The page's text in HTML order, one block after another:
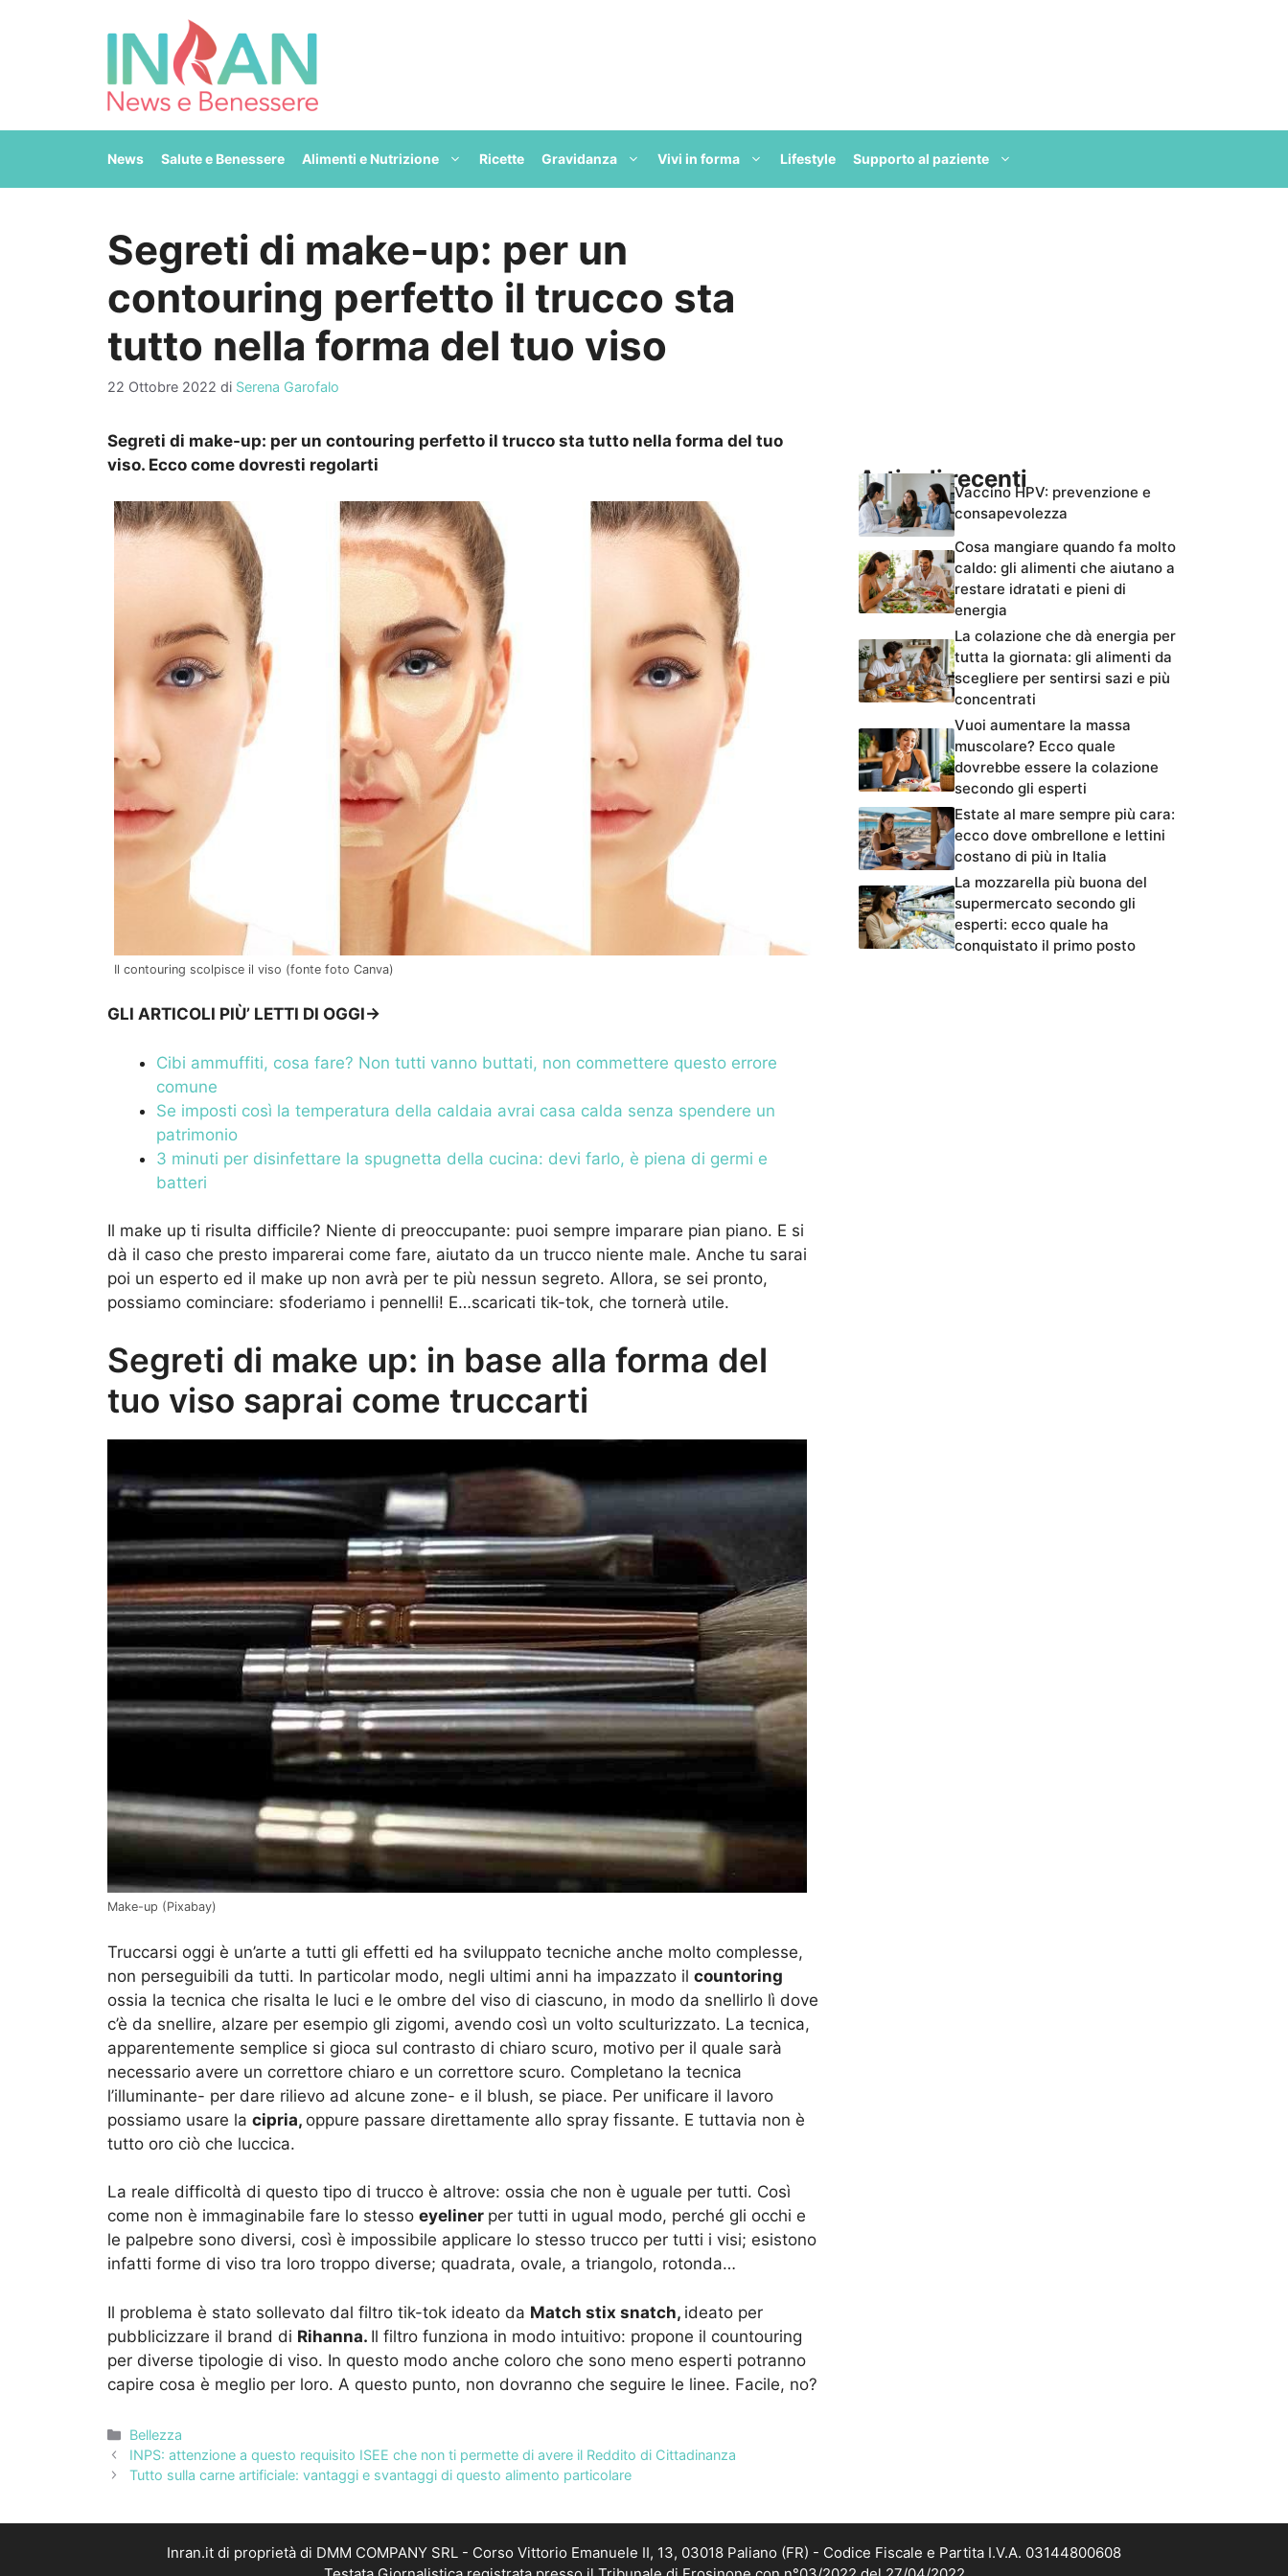
News Salute e Benessere Alimenti e Nutrizione Ricette Gravidanza Vivi in forma Lifestyle Supporto al paziente
Segreti di make-up: per un
contouring perfetto il trucco sta
tutto nella forma del tuo viso
22 Ottobre 2022 di Serena Garofalo
Segreti di make-up: per un contouring perfetto il trucco sta tutto nella forma del tuo
viso. Ecco come dovresti regolarti
Il contouring scolpisce il viso (fonte foto Canva)
GLI ARTICOLI PIÙ’ LETTI DI OGGI->
Cibi ammuffiti, cosa fare? Non tutti vanno buttati, non commettere questo errore
comune
Se imposti così la temperatura della caldaia avrai casa calda senza spendere un
patrimonio
3 minuti per disinfettare la spugnetta della cucina: devi farlo, è piena di germi e
batteri
Il make up ti risulta difficile? Niente di preoccupante: puoi sempre imparare pian piano. E si
dà il caso che presto imparerai come fare, aiutato da un trucco niente male. Anche tu sarai
poi un esperto ed il make up non avrà per te più nessun segreto. Allora, se sei pronto,
possiamo cominciare: sfoderiamo i pennelli! E…scaricati tik-tok, che tornerà utile.
Segreti di make up: in base alla forma del
tuo viso saprai come truccarti
Make-up (Pixabay)
Truccarsi oggi è un’arte a tutti gli effetti ed ha sviluppato tecniche anche molto complesse,
non perseguibili da tutti. In particolar modo, negli ultimi anni ha impazzato il countoring
ossia la tecnica che risalta le luci e le ombre del viso di ciascuno, in modo da snellirlo lì dove
c’è da snellire, alzare per esempio gli zigomi, avendo così un volto sculturizzato. La tecnica,
apparentemente semplice si gioca sul contrasto di chiaro scuro, motivo per il quale sarà
necessario avere un correttore chiaro e un correttore scuro. Completano la tecnica
l’illuminante- per dare rilievo ad alcune zone- e il blush, se piace. Per unificare il lavoro
possiamo usare la cipria, oppure passare direttamente allo spray fissante. E tuttavia non è
tutto oro ciò che luccica.
La reale difficoltà di questo tipo di trucco è altrove: ossia che non è uguale per tutti. Così
come non è immaginabile fare lo stesso eyeliner per tutti in ugual modo, perché gli occhi e
le palpebre sono diversi, così è impossibile applicare lo stesso trucco per tutti i visi; esistono
infatti forme di viso tra loro troppo diverse; quadrata, ovale, a triangolo, rotonda…
Il problema è stato sollevato dal filtro tik-tok ideato da Match stix snatch, ideato per
pubblicizzare il brand di Rihanna. Il filtro funziona in modo intuitivo: propone il countouring
per diverse tipologie di viso. In questo modo anche coloro che sono meno esperti potranno
capire cosa è meglio per loro. A questo punto, non dovranno che seguire le linee. Facile, no?
Categorie
Bellezza
INPS: attenzione a questo requisito ISEE che non ti permette di avere il Reddito di Cittadinanza
Tutto sulla carne artificiale: vantaggi e svantaggi di questo alimento particolare
Articoli recentiVaccino HPV: prevenzione e
consapevolezza
Cosa mangiare quando fa molto
caldo: gli alimenti che aiutano a
restare idratati e pieni di
energia
La colazione che dà energia per
tutta la giornata: gli alimenti da
scegliere per sentirsi sazi e più
concentrati
Vuoi aumentare la massa
muscolare? Ecco quale
dovrebbe essere la colazione
secondo gli esperti
Estate al mare sempre più cara:
ecco dove ombrellone e lettini
costano di più in Italia
La mozzarella più buona del
supermercato secondo gli
esperti: ecco quale ha
conquistato il primo posto
Inran.it di proprietà di DMM COMPANY SRL - Corso Vittorio Emanuele II, 13, 03018 Paliano (FR) - Codice Fiscale e Partita I.V.A. 03144800608